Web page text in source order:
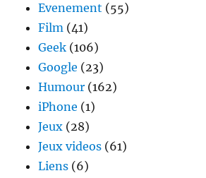
Evenement (55)
Film (41)
Geek (106)
Google (23)
Humour (162)
iPhone (1)
Jeux (28)
Jeux videos (61)
Liens (6)